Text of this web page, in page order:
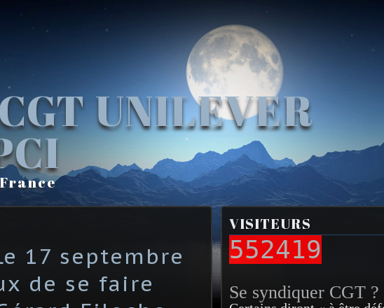
UNILEVER
17 septembre
de se faire
VISITEURS
552419
Se syndiquer CGT ?